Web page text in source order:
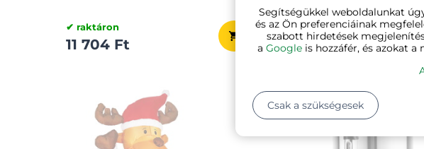
✔ raktáron
11 704 Ft
★★★★★
★★★★★
★★★★★
Hamarosan újra készleten
21 820 Ft
Segítségükkel weboldalunkat
és az Ön preferenciáinak
szabott hirdetések
a Googleis hozzáfér, és azokat a
Csak a szükségesek